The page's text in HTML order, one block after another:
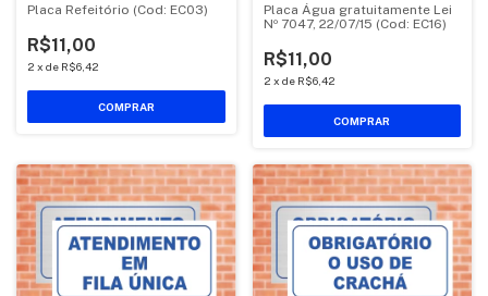
Placa Refeitório (Cod: EC03)
R$11,00
2 x de R$6,42
COMPRAR
Placa Água gratuitamente Lei
Nº 7047, 22/07/15 (Cod: EC16)
R$11,00
2 x de R$6,42
COMPRAR